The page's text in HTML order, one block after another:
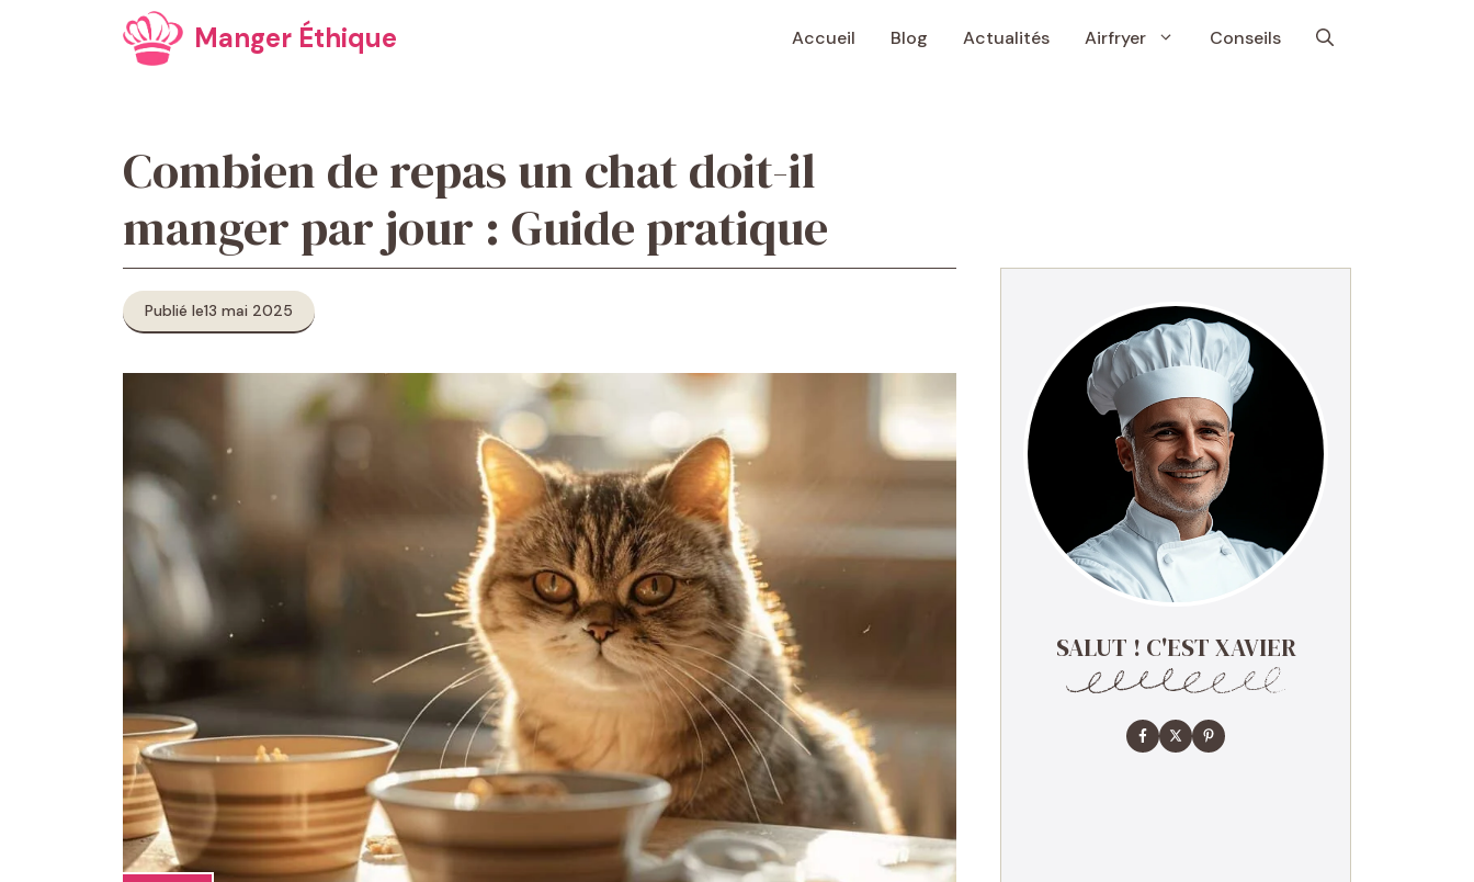
Manger Éthique Accueil Blog Actualités Airfryer Conseils
Combien de repas un chat doit-il
manger par jour : Guide pratique
Publié le13 mai 2025
SALUT ! C'EST XAVIER